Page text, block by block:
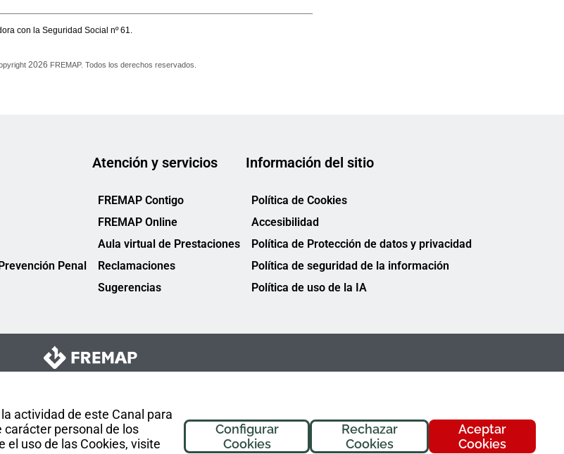
actividad de este Canal para
carácter personal de los
uso de las Cookies, visite
Aceptar
Cookies
Rechazar
Cookies
Configurar
Cookies
Penal
Atención y servicios
FREMAP Contigo
FREMAP Online
Aula virtual de Prestaciones
Reclamaciones
Sugerencias
Información del sitio
Política de Cookies
Accesibilidad
Política de Protección de datos y privacidad
Política de seguridad de la información
Política de uso de la IA